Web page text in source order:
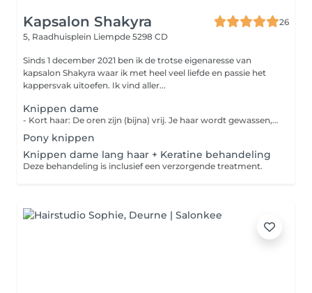
Kapsalon Shakyra
26
5, Raadhuisplein Liempde 5298 CD
Sinds 1 december 2021 ben ik de trotse eigenaresse van
kapsalon Shakyra waar ik met heel veel liefde en passie het
kappersvak uitoefen. Ik vind aller...
Knippen dame
- Kort haar: De oren zijn (bijna) vrij. Je haar wordt gewassen, geknipt en gedroogd. - Lang haar en boblijn pakket 'mooi' : Je haar wordt gewassen, geknipt en droog geblazen. - Lang haar en boblijn pakket 'mooier' : Je haar wordt gewassen, geknipt en gedroogd naar wens. - Lang haar en boblijn pakket 'mooist' : Je haar wordt gewassen met wasmassage, inclusief een haarmasker, je wordt geknipt en gedroogd naar wens.
Pony knippen
Knippen dame lang haar + Keratine behandeling
Deze behandeling is inclusief een verzorgende treatment.